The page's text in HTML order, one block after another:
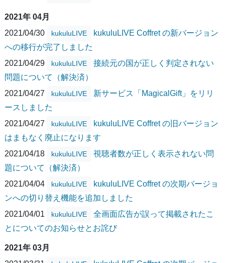
2021年 04月
2021/04/30
kukuluLIVE
kukuluLIVE Coffret の新バージョン
への移行が完了しました
2021/04/29
kukuluLIVE
接続元の国が正しく判定されない
問題について（解決済）
2021/04/27
kukuluLIVE
新サービス「MagicalGift」をリリ
ースしました
2021/04/27
kukuluLIVE
kukuluLIVE Coffret の旧バージョン
はまもなく廃止になります
2021/04/18
kukuluLIVE
視聴者数が正しく表示されない問
題について（解決済）
2021/04/04
kukuluLIVE
kukuluLIVE Coffret の次期バージョ
ンへの切り替え機能を追加しました
2021/04/01
kukuluLIVE
全画面広告が誤って掲載されたこ
とについてのお知らせとお詫び
2021年 03月